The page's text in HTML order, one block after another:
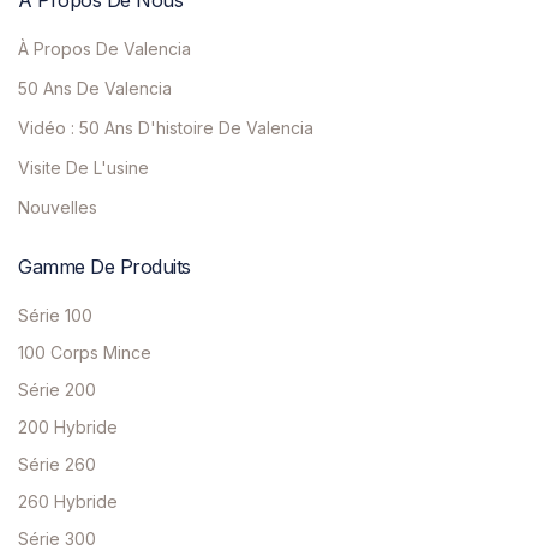
À Propos De Valencia
50 Ans De Valencia
Vidéo : 50 Ans D'histoire De Valencia
Visite De L'usine
Nouvelles
Gamme De Produits
Série 100
100 Corps Mince
Série 200
200 Hybride
Série 260
260 Hybride
Série 300